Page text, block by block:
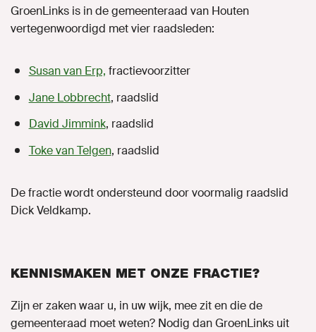
GroenLinks is in de gemeenteraad van Houten
vertegenwoordigd met vier raadsleden:
Susan van Erp, fractievoorzitter
Jane Lobbrecht, raadslid
David Jimmink, raadslid
Toke van Telgen, raadslid
De fractie wordt ondersteund door voormalig raadslid
Dick Veldkamp.
KENNISMAKEN MET ONZE FRACTIE?
Zijn er zaken waar u, in uw wijk, mee zit en die de
gemeenteraad moet weten? Nodig dan GroenLinks uit
MIJN GROENLINKS